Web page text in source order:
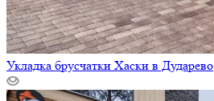
Укладка брусчатки Хаски в Дударево